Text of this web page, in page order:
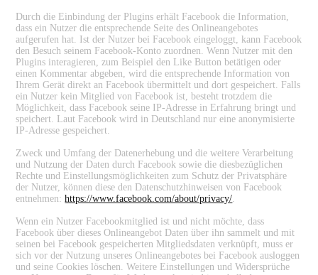
Durch die Einbindung der Plugins erhält Facebook die Information,
dass ein Nutzer die entsprechende Seite des Onlineangebotes
aufgerufen hat. Ist der Nutzer bei Facebook eingeloggt, kann Facebook
den Besuch seinem Facebook-Konto zuordnen. Wenn Nutzer mit den
Plugins interagieren, zum Beispiel den Like Button betätigen oder
einen Kommentar abgeben, wird die entsprechende Information von
Ihrem Gerät direkt an Facebook übermittelt und dort gespeichert. Falls
ein Nutzer kein Mitglied von Facebook ist, besteht trotzdem die
Möglichkeit, dass Facebook seine IP-Adresse in Erfahrung bringt und
speichert. Laut Facebook wird in Deutschland nur eine anonymisierte
IP-Adresse gespeichert.
Zweck und Umfang der Datenerhebung und die weitere Verarbeitung
und Nutzung der Daten durch Facebook sowie die diesbezüglichen
Rechte und Einstellungsmöglichkeiten zum Schutz der Privatsphäre
der Nutzer, können diese den Datenschutzhinweisen von Facebook
entnehmen:https://www.facebook.com/about/privacy/
Wenn ein Nutzer Facebookmitglied ist und nicht möchte, dass
Facebook über dieses Onlineangebot Daten über ihn sammelt und mit
seinen bei Facebook gespeicherten Mitgliedsdaten verknüpft, muss er
sich vor der Nutzung unseres Onlineangebotes bei Facebook ausloggen
und seine Cookies löschen. Weitere Einstellungen und Widersprüche